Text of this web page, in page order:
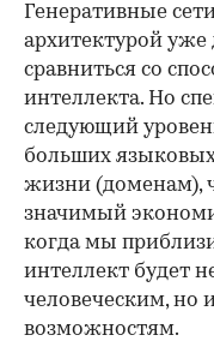
Генеративные
архитектурой
сравниться со
интеллекта. Но
следующий
больших
жизни (доменам),
значимый
когда мы
интеллект будет
человеческим, но
возможностям.